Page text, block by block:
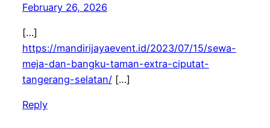
February 26, 2026
[…]
https://mandirijayaevent.id/2023/07/15/sewa-
meja-dan-bangku-taman-extra-ciputat-
tangerang-selatan/[…]
Reply